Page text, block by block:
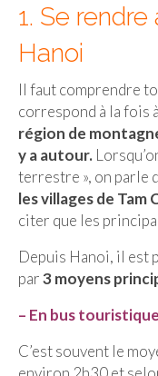
Mai Chau
Mu
Ninh
Quy
EUROPE
Paris
1. Se
Hanoi
Il faut comprendre
correspond à la fois à
région de
y a autour.
terrestre », on parle
les villages de Tam
citer que les
Depuis Hanoi, il est
par3 moyens
– En bus touristique
C’est souvent le